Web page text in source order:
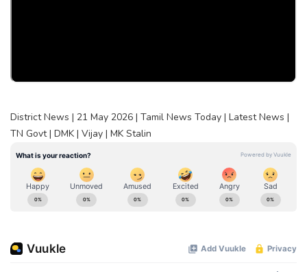
District News | 21 May 2026 | Tamil News Today | Latest News |
TN Govt | DMK | Vijay | MK Stalin